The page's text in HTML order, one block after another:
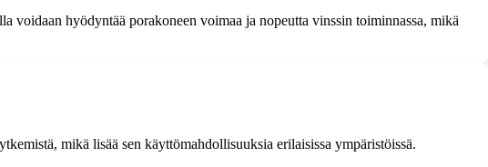
voidaan hyödyntää porakoneen voimaa ja nopeutta vinssin toiminnassa, mikä
mikä lisää sen käyttömahdollisuuksia erilaisissa ympäristöissä.